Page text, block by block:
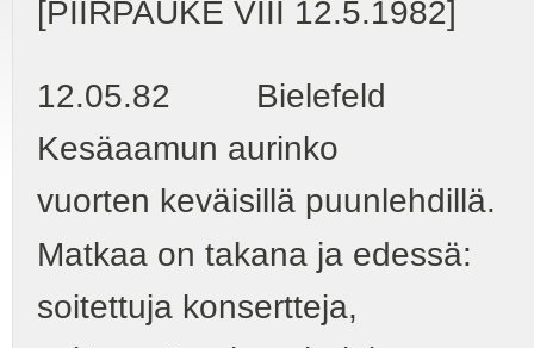
[PIIRPAUKE VIII 12.5.1982]
12.05.82 Bielefeld
Kesäaamun aurinko
vuorten keväisillä puunlehdillä.
Matkaa on takana ja edessä:
soitettuja konsertteja,